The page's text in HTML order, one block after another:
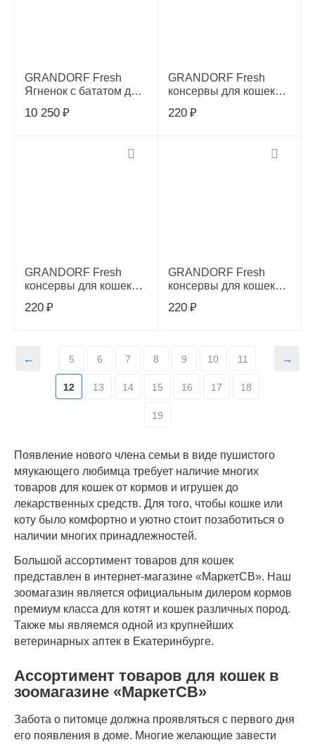
Появление нового члена семьи в виде пушистого
мяукающего любимца требует наличие многих
товаров для кошек от кормов и игрушек до
лекарственных средств. Для того, чтобы кошке или
коту было комфортно и уютно стоит позаботиться о
наличии многих принадлежностей.
Большой ассортимент товаров для кошек
представлен в интернет-магазине «МаркетСВ». Наш
зоомагазин является официальным дилером кормов
премиум класса для котят и кошек различных пород.
Также мы являемся одной из крупнейших
ветеринарных аптек в Екатеринбурге.
Ассортимент товаров для кошек в
зоомагазине «МаркетСВ»
Забота о питомце должна проявляться с первого дня
его появления в доме. Многие желающие завести
GRANDORF Fresh
Ягненок с бататом для
крупных пород,8 кг,
10 250 ₽
GRANDORF Fresh
консервы для кошек
70г
220 ₽
GRANDORF Fresh
консервы для кошек
утиным филе в желе
220 ₽
GRANDORF Fresh
консервы для кошек
лосося в желе 70г
220 ₽
5 6 7 8 9 10 11
12 13 14 15 16 17 18
19